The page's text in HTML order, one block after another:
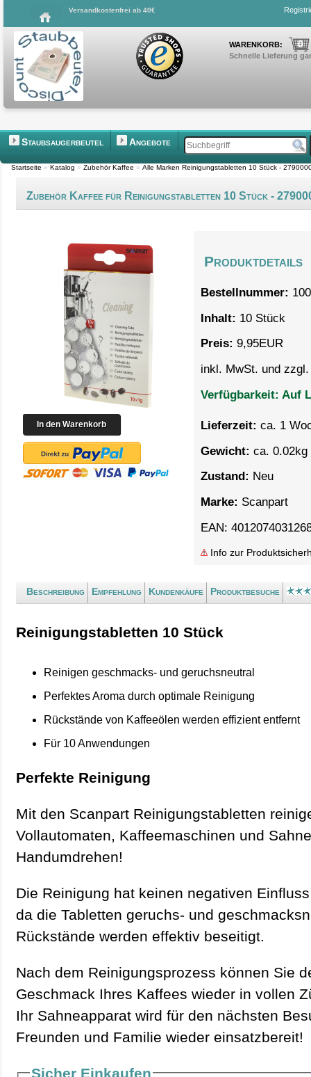
Versandkostenfrei ab 40€
WARENKORB: 0
Schnelle Lieferung
Staubsaugerbeutel Angebote
Startseite » Katalog » Zubehör Kaffee » Alle Marken Reinigungstabletten 10 Stück -
Zubehör Kaffee für Reinigungstabletten 10 Stück -
Produktdetails
Bestellnummer:
Inhalt: 10 Stück
Preis: 9,95EUR
inkl. MwSt. und
Verfügbarkeit: Auf
Lieferzeit: ca. 1
Gewicht: ca. 0.02kg
Zustand: Neu
Marke: Scanpart
EAN:
Info zur
Beschreibung Empfehlung Kundenkäufe Produktbesuche
Reinigungstabletten 10 Stück
Reinigen geschmacks- und geruchsneutral
Perfektes Aroma durch optimale Reinigung
Rückstände von Kaffeeölen werden effizient entfernt
Für 10 Anwendungen
Perfekte Reinigung
Mit den Scanpart Reinigungstabletten
Vollautomaten, Kaffeemaschinen und
Handumdrehen!
Die Reinigung hat keinen negativen
da die Tabletten geruchs- und
Rückstände werden effektiv beseitigt.
Nach dem Reinigungsprozess können Sie
Geschmack Ihres Kaffees wieder in vollen
Ihr Sahneapparat wird für den nächsten
Freunden und Familie wieder einsatzbereit!
Sicher Einkaufen